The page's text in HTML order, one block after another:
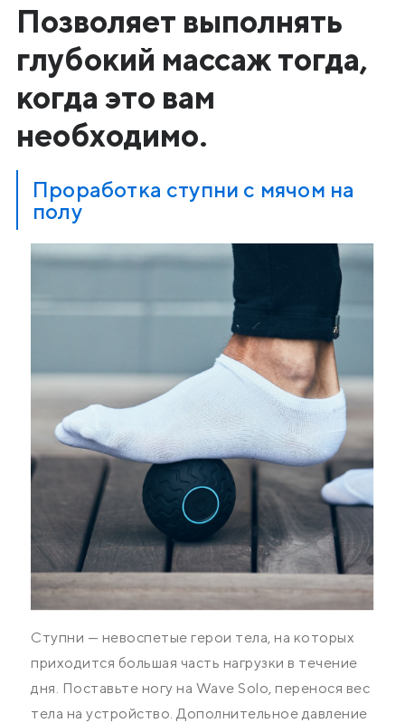
Позволяет выполнять
глубокий массаж тогда,
когда это вам
необходимо.
Проработка ступни с мячом на
полу
Ступни — невоспетые герои тела, на которых
приходится большая часть нагрузки в течение
дня. Поставьте ногу на Wave Solo, перенося вес
тела на устройство. Дополнительное давление